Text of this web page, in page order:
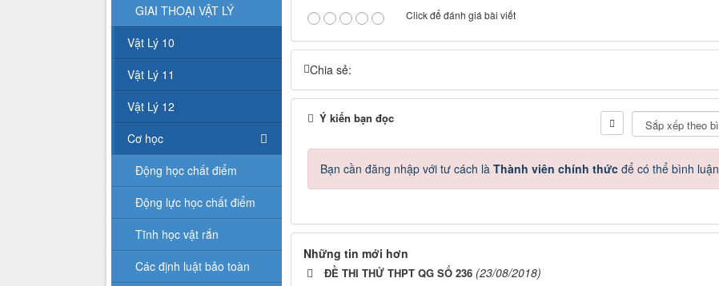
Click để đánh giá bài viết
Chia sẻ:
Ý kiến bạn đọc
Bạn cần đăng nhập với tư cách là Thành viên chính thứcđể có thể bình luận
Những tin mới hơn
ĐỀ THI THỬ THPT QG SỐ 236 (23/08/2018)
GIAI THOẠI VẬT LÝ
Vật Lý 10
Vật Lý 11
Vật Lý 12
Cơ học
Động học chất điểm
Động lực học chất điểm
Tĩnh học vật rắn
Các định luật bảo toàn